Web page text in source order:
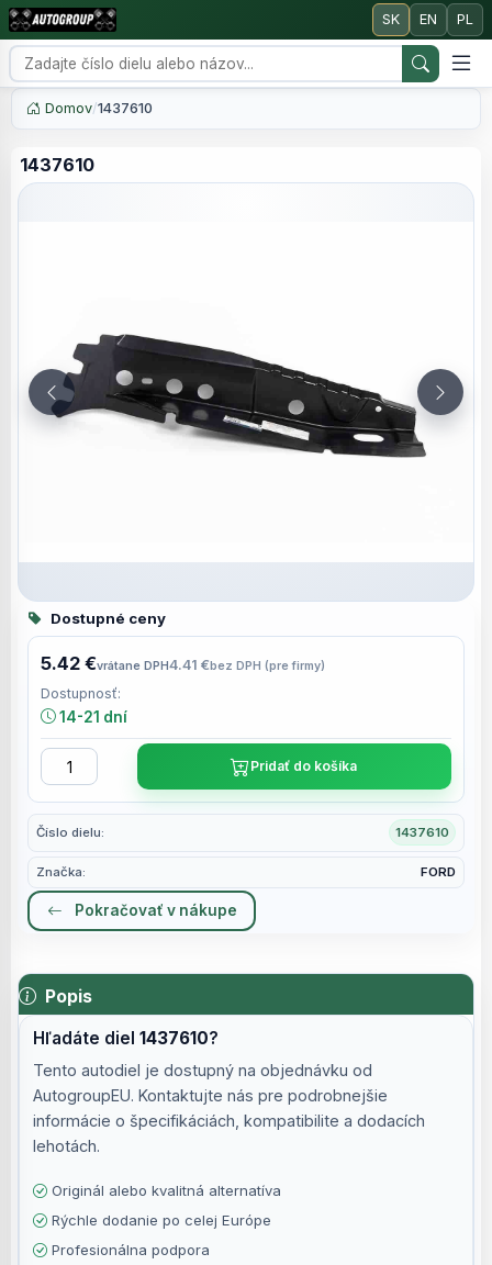
SK EN PL
Domov/1437610
1437610
Číslo dielu: 1437610
Značka: FORD
Dostupné ceny
5.42 €vrátane DPH4.41 €bez DPH (pre firmy)
Dostupnosť:
14-21 dní
Pridať do košíka
Pokračovať v nákupe
Popis
Hľadáte diel1437610?
Tento autodiel je dostupný na objednávku od
AutogroupEU. Kontaktujte nás pre podrobnejšie
informácie o špecifikáciách, kompatibilite a dodacích
lehotách.
Originál alebo kvalitná alternatíva
Rýchle dodanie po celej Európe
Profesionálna podpora